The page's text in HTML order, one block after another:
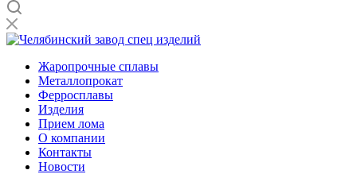
Жаропрочные сплавы
Металлопрокат
Ферросплавы
Изделия
Прием лома
О компании
Контакты
Новости